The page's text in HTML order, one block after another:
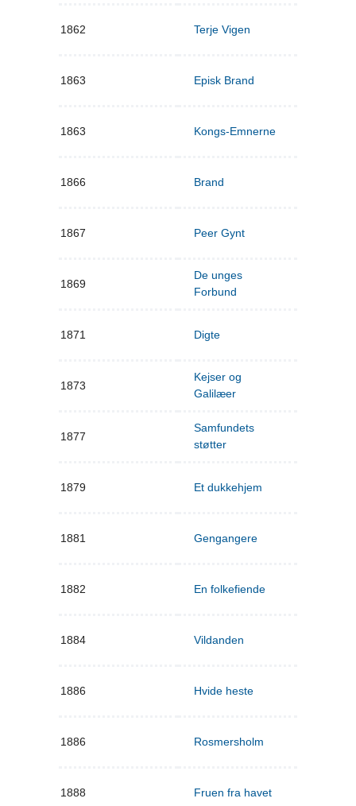
1862 Terje Vigen
1863 Episk Brand
1863 Kongs-Emnerne
1866 Brand
1867 Peer Gynt
1869
De unges
Forbund
1871 Digte
1873
Kejser og
Galilæer
1877
Samfundets
støtter
1879 Et dukkehjem
1881 Gengangere
1882 En folkefiende
1884 Vildanden
1886 Hvide heste
1886 Rosmersholm
1888 Fruen fra havet